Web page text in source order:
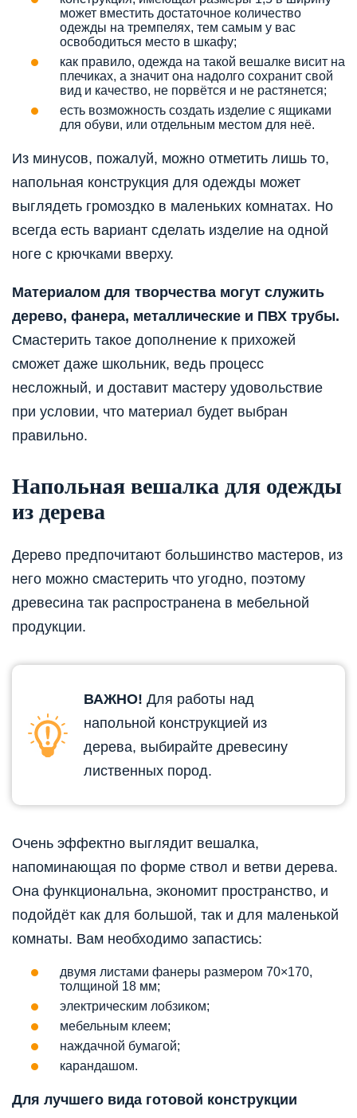
может вместить достаточное количество
одежды на тремпелях, тем самым у вас
освободиться место в шкафу;
как правило, одежда на такой вешалке висит на
плечиках, а значит она надолго сохранит свой
вид и качество, не порвётся и не растянется;
есть возможность создать изделие с ящиками
для обуви, или отдельным местом для неё.
Из минусов, пожалуй, можно отметить лишь то,
напольная конструкция для одежды может
выглядеть громоздко в маленьких комнатах. Но
всегда есть вариант сделать изделие на одной
ноге с крючками вверху.
Материалом для творчества могут служить
дерево, фанера, металлические и ПВХ трубы.
Смастерить такое дополнение к прихожей
сможет даже школьник, ведь процесс
несложный, и доставит мастеру удовольствие
при условии, что материал будет выбран
правильно.
Напольная вешалка для одежды
из дерева
Дерево предпочитают большинство мастеров, из
него можно смастерить что угодно, поэтому
древесина так распространена в мебельной
продукции.
ВАЖНО! Для работы над
напольной конструкцией из
дерева, выбирайте древесину
лиственных пород.
Очень эффектно выглядит вешалка,
напоминающая по форме ствол и ветви дерева.
Она функциональна, экономит пространство, и
подойдёт как для большой, так и для маленькой
комнаты. Вам необходимо запастись:
двумя листами фанеры размером 70×170,
толщиной 18 мм;
электрическим лобзиком;
мебельным клеем;
наждачной бумагой;
карандашом.
Для лучшего вида готовой конструкции